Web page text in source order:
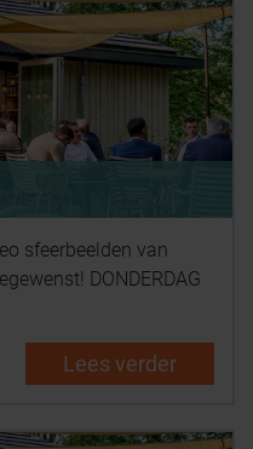
sfeerbeelden van
DONDERDAG
Lees verder